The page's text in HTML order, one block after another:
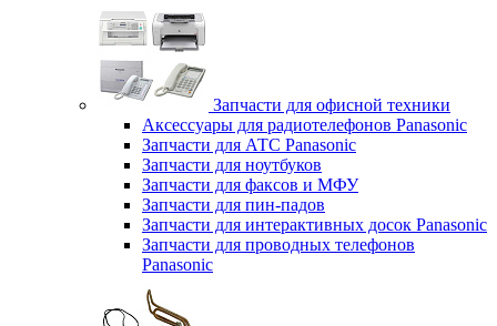
Запчасти для офисной техники
Аксессуары для радиотелефонов Panasonic
Запчасти для АТС Panasonic
Запчасти для ноутбуков
Запчасти для факсов и МФУ
Запчасти для пин-падов
Запчасти для интерактивных досок Panasonic
Запчасти для проводных телефонов
Panasonic